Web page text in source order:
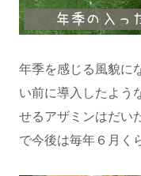
年季を感じる風貌に
い前に導入したよう
せるアザミンはだい
で今後は毎年６月く